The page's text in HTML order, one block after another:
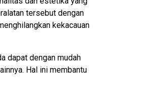
tersebut dengan
kekacauan
dapat dengan mudah
Hal ini membantu